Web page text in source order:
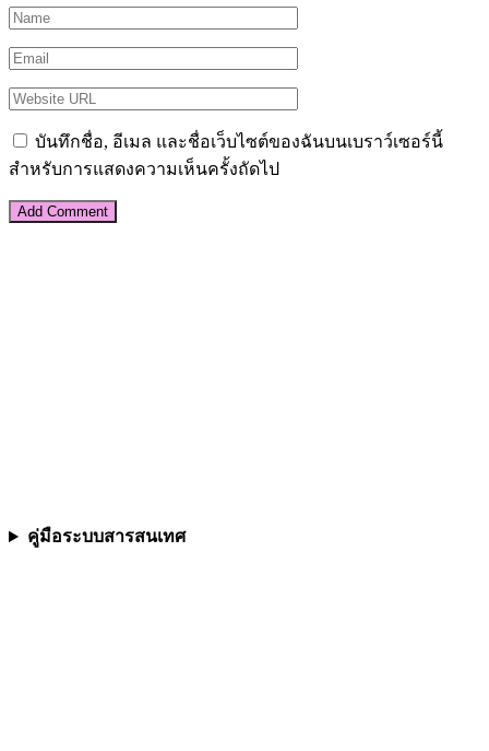
บันทึกชื่อ, อีเมล และชื่อเว็บไซต์ของฉันบนเบราว์เซอร์นี้
สำหรับการแสดงความเห็นครั้งถัดไป
คู่มือระบบสารสนเทศ